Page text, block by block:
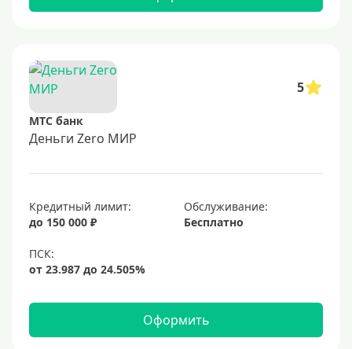
5
МТС банк
Деньги Zero МИР
Кредитный лимит:
до 150 000 ₽
Обслуживание:
Бесплатно
Оформить